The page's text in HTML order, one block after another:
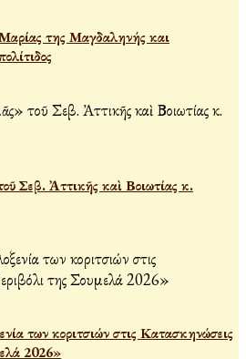
της Μαγδαληνής και
Σεβ. Ἀττικῆς καὶ Βοιωτίας κ.
των κοριτσιών στις Κατασκηνώσεις
2026»